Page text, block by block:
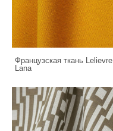
Французская ткань Lelievre
Lana